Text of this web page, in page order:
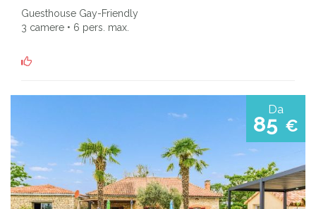
Guesthouse Gay-Friendly
3 camere • 6 pers. max.
Da
85 €